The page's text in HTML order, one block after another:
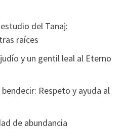
del Tanaj:
raíces
y un gentil leal al Eterno
Respeto y ayuda al
de abundancia